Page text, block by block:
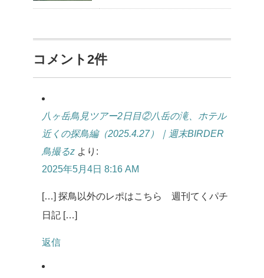
コメント2件
八ヶ岳鳥見ツアー2日目②八岳の滝、ホテル
近くの探鳥編（2025.4.27）｜週末BIRDER
鳥撮るz より:
2025年5月4日 8:16 AM
[…] 探鳥以外のレポはこちら 週刊てくパチ
日記 […]
返信